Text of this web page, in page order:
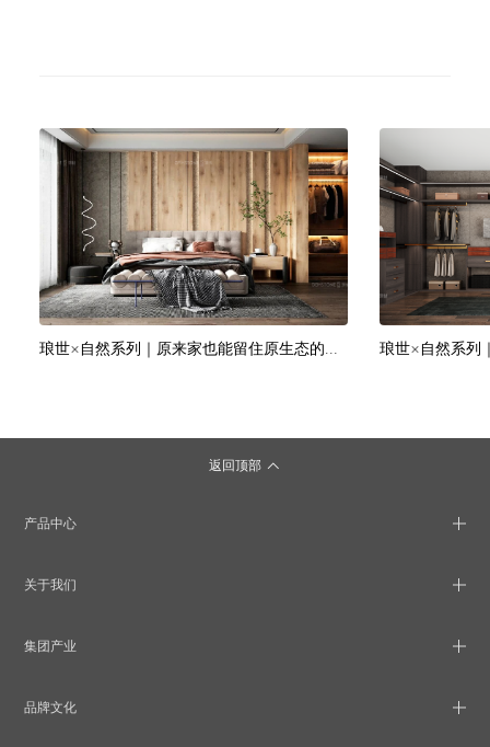
返回顶部
产品中心
关于我们
集团产业
品牌文化